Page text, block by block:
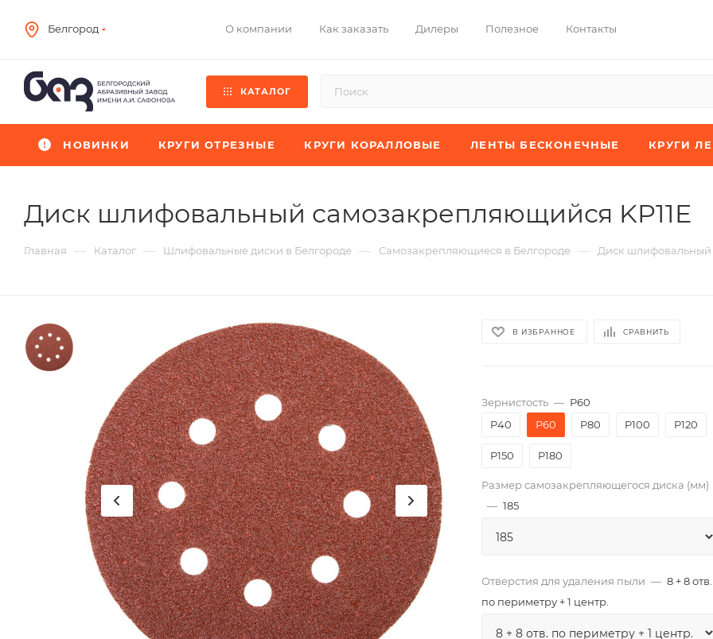
Белгород О компании Как заказать Дилеры Полезное Контакты
КАТАЛОГ
НОВИНКИ КРУГИ ОТРЕЗНЫЕ КРУГИ КОРАЛЛОВЫЕ ЛЕНТЫ БЕСКОНЕЧНЫЕ КРУГИ
Диск шлифовальный самозакрепляющийся KP11E
Главная — Каталог — Шлифовальные диски в Белгороде — Самозакрепляющиеся в Белгороде — Диск шлифовальный
В ИЗБРАННОЕ СРАВНИТЬ
Зернистость — P60
P40
P60 P80 P100 P120
P150 P180
Размер самозакрепляющегося диска (мм)
— 185
Отверстия для удаления пыли — 8 + 8 отв.
по периметру + 1 центр.